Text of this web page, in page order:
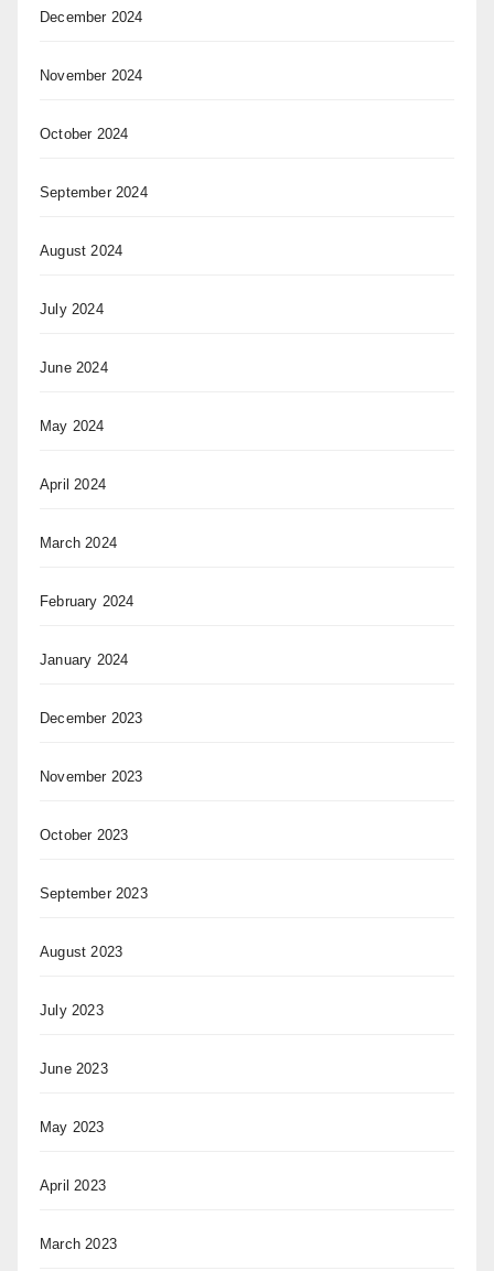
December 2024
November 2024
October 2024
September 2024
August 2024
July 2024
June 2024
May 2024
April 2024
March 2024
February 2024
January 2024
December 2023
November 2023
October 2023
September 2023
August 2023
July 2023
June 2023
May 2023
April 2023
March 2023